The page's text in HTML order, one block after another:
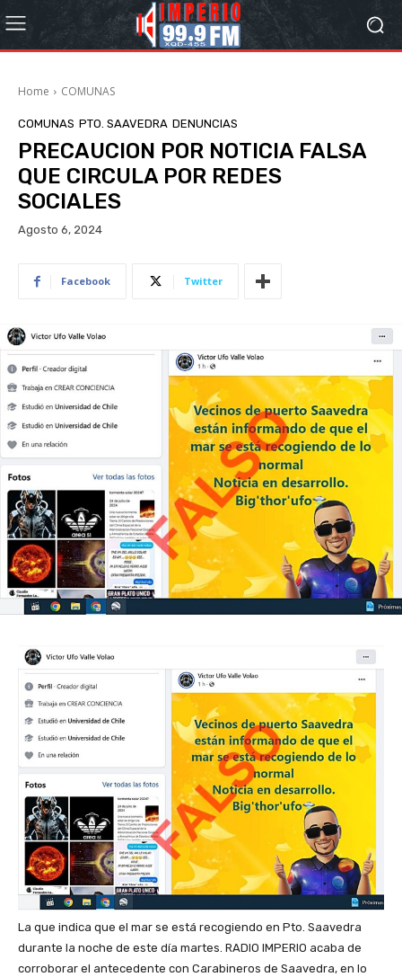
Home COMUNAS
COMUNAS PTO. SAAVEDRA DENUNCIAS
PRECAUCION POR NOTICIA FALSA
QUE CIRCULA POR REDES
SOCIALES
Agosto 6, 2024
Facebook Twitter
La que indica que el mar se está recogiendo en Pto. Saavedra
durante la noche de este día martes. RADIO IMPERIO acaba de
corroborar el antecedente con Carabineros de Saavedra, en lo